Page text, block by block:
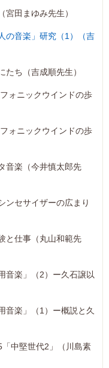
田まゆみ先生）
の音楽」研究（1）（吉
ち（吉成順先生）
ォニックウインドの歩
ォニックウインドの歩
音楽（今井慎太郎先
ンセサイザーの広まり
と仕事（丸山和範先
音楽」（2）ー久石譲以
音楽」（1）ー概説と久
中堅世代2」（川島素